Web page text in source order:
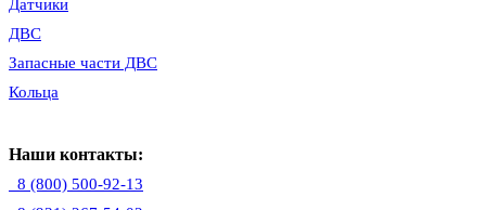
Датчики
ДВС
Запасные части ДВС
Кольца
Наши контакты:
8 (800) 500-92-13